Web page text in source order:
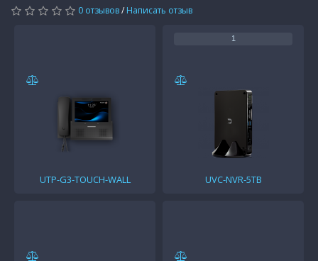
0 отзывов/ Написать отзыв
UTP-G3-TOUCH-WALL
1
UVC-NVR-5TB